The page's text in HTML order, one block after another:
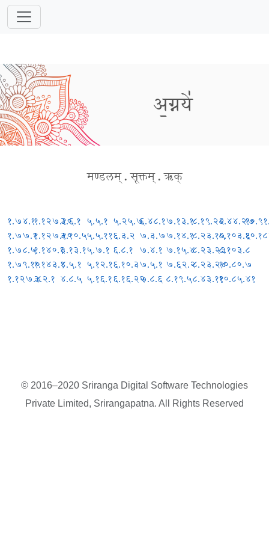
अ॒ग्नये॑
मण्डलम् . सूक्तम् . ऋक्
१.७४.१
१.७७.१
१.७८.५
१.७९.१०
१.१२७.४
१.१२७.१०
१.१२७.१०
१.१४०.१
१.१४३.१
३.२.१
३.६.१
३.१०.५
३.१३.१
४.५.१
४.८.५
५.५.१
५.५.११
५.७.१
५.१२.१
५.१६.१
५.२५.७
६.३.२
६.८.१
६.१०.३
६.१६.२२
६.४८.१
७.३.७
७.४.१
७.५.१
७.८.६
७.१३.१
७.१४.१
७.१५.४
७.६२.२
८.१९.५
८.१९.२२
८.२३.१५
८.२३.२३
८.२३.२४
८.४३.११
८.४४.२७
८.१०३.६
८.१०३.८
१०.८०.७
१०.८५.४१
© 2016–2020 Sriranga Digital Software Technologies
Private Limited, Srirangapatna. All Rights Reserved